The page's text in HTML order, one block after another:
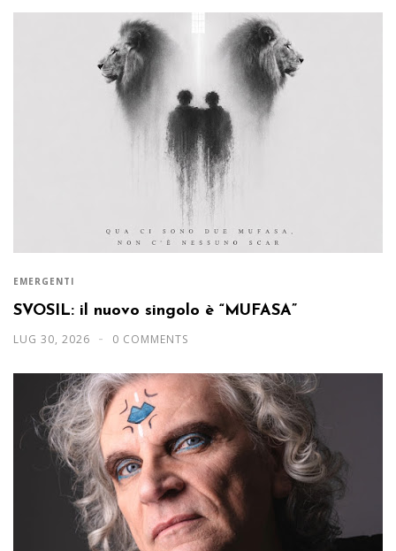
EMERGENTI
SVOSIL: il nuovo singolo è “MUFASA”
LUG 30, 2026 0 COMMENTS